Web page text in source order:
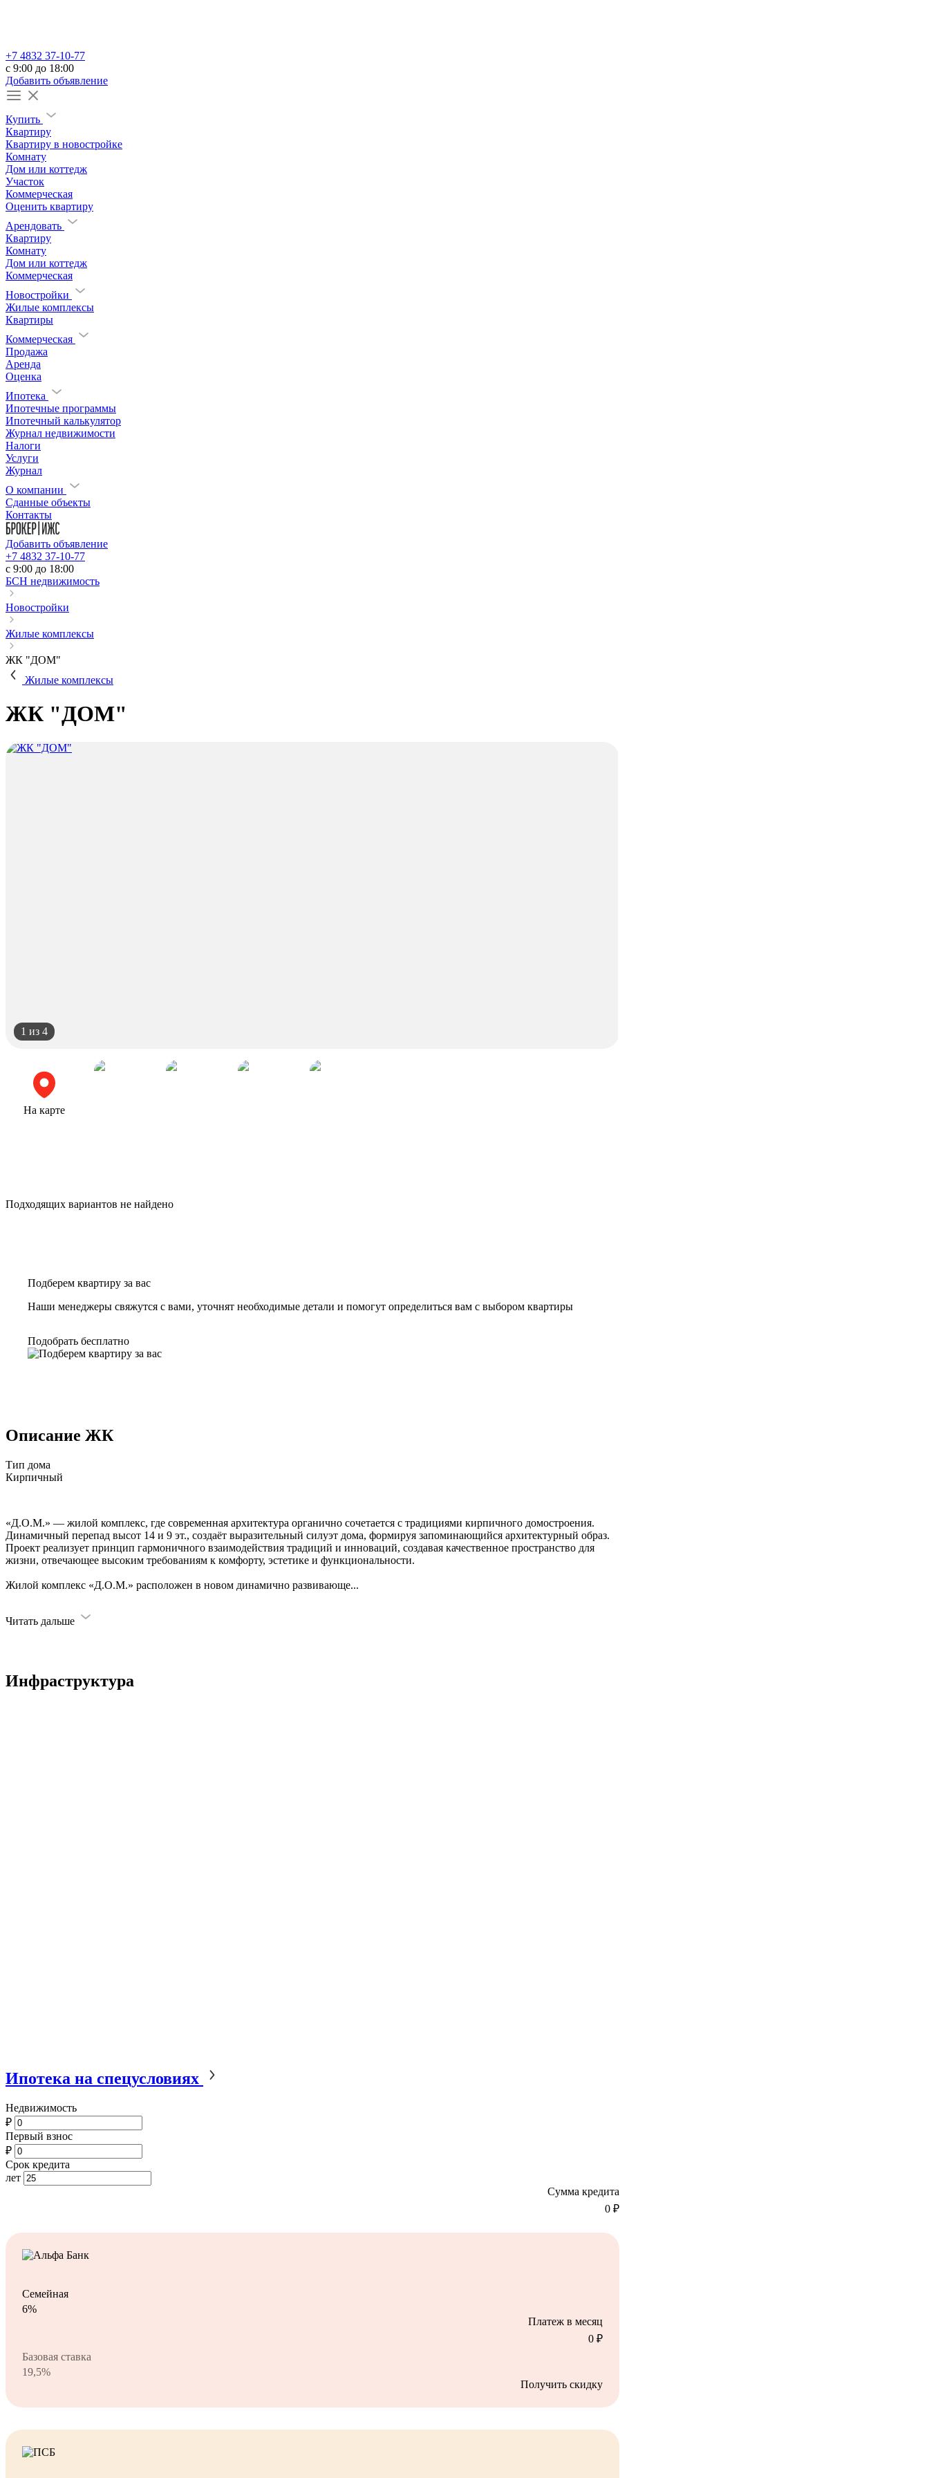
+7 4832 37-10-77
c 9:00 до 18:00
Добавить объявление
Купить
Квартиру
Квартиру в новостройке
Комнату
Дом или коттедж
Участок
Коммерческая
Оценить квартиру
Арендовать
Квартиру
Комнату
Дом или коттедж
Коммерческая
Новостройки
Жилые комплексы
Квартиры
Коммерческая
Продажа
Аренда
Оценка
Ипотека
Ипотечные программы
Ипотечный калькулятор
Журнал недвижимости
Налоги
Услуги
Журнал
О компании
Сданные объекты
Контакты
Добавить объявление
+7 4832 37-10-77
c 9:00 до 18:00
БСН недвижимость
Новостройки
Жилые комплексы
ЖК "ДОМ"
Жилые комплексы
ЖК "ДОМ"
1 из 4
На карте
Подходящих вариантов не найдено
Подберем квартиру за вас
Наши менеджеры свяжутся с вами, уточнят необходимые детали и помогут определиться вам с выбором квартиры
Подобрать бесплатно
Описание ЖК
Тип дома
Кирпичный
«Д.О.М.» — жилой комплекс, где современная архитектура органично сочетается с традициями кирпичного домостроения.
Динамичный перепад высот 14 и 9 эт., создаёт выразительный силуэт дома, формируя запоминающийся архитектурный образ.
Проект реализует принцип гармоничного взаимодействия традиций и инноваций, создавая качественное пространство для
жизни, отвечающее высоким требованиям к комфорту, эстетике и функциональности.
Жилой комплекс «Д.О.М.» расположен в новом динамично развивающе...
Читать дальше
Инфраструктура
Ипотека на спецусловиях
Недвижимость
₽
Первый взнос
₽
Срок кредита
лет
Сумма кредита
0 ₽
Семейная
6%
Платеж в месяц
0 ₽
Базовая ставка
19,5%
Получить скидку